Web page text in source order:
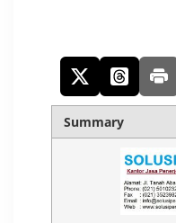
Summary